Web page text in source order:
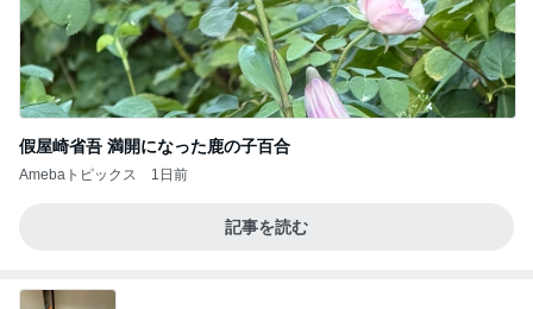
假屋崎省吾 満開になった鹿の子百合
Amebaトピックス 1日前
記事を読む